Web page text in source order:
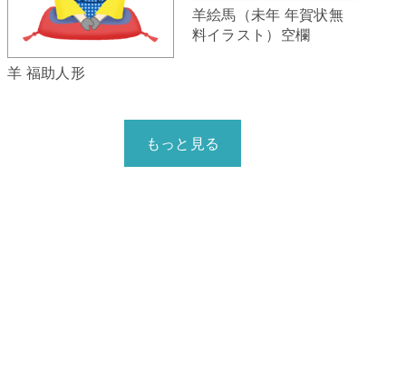
羊 福助人形
羊絵馬（未年 年賀状無
料イラスト）空欄
もっと見る